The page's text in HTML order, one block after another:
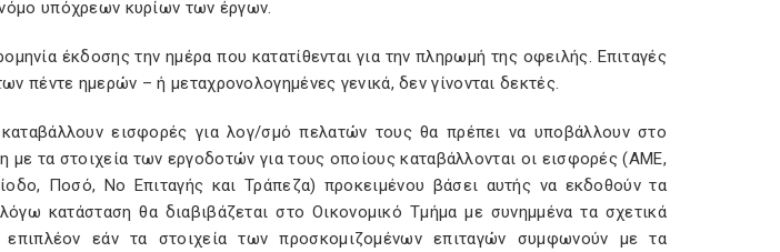
υπόχρεων κυρίων των έργων.
έκδοσης την ημέρα που κατατίθενται για την πληρωμή της οφειλής. Επιταγές
πέντε ημερών – ή μεταχρονολογημένες γενικά, δεν γίνονται δεκτές.
καταβάλλουν εισφορές για λογ/σμό πελατών τους θα πρέπει να υποβάλλουν στο
με τα στοιχεία των εργοδοτών για τους οποίους καταβάλλονται οι εισφορές (ΑΜΕ,
Ποσό, Νο Επιταγής και Τράπεζα) προκειμένου βάσει αυτής να εκδοθούν τα
κατάσταση θα διαβιβάζεται στο Οικονομικό Τμήμα με συνημμένα τα σχετικά
επιπλέον εάν τα στοιχεία των προσκομιζομένων επιταγών συμφωνούν με τα